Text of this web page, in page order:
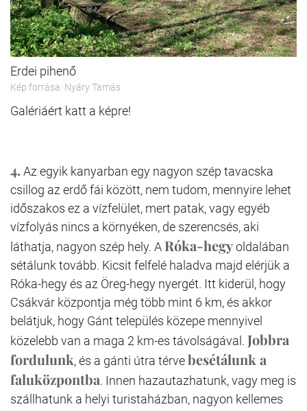
Erdei pihenő
Kép forrása: Nyáry Tamás
Galériáért katt a képre!
4.Az egyik kanyarban egy nagyon szép tavacska
csillog az erdő fái között, nem tudom, mennyire lehet
időszakos ez a vízfelület, mert patak, vagy egyéb
vízfolyás nincs a környéken, de szerencsés, aki
láthatja, nagyon szép hely. A Róka-hegyoldalában
sétálunk tovább. Kicsit felfelé haladva majd elérjük a
Róka-hegy és az Öreg-hegy nyergét. Itt kiderül, hogy
Csákvár központja még több mint 6 km, és akkor
belátjuk, hogy Gánt település közepe mennyivel
közelebb van a maga 2 km-es távolságával. Jobbra
fordulunk, és a gánti útra térvebesétálunk a
faluközpontba. Innen hazautazhatunk, vagy meg is
szállhatunk a helyi turistaházban, nagyon kellemes